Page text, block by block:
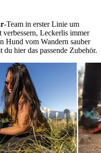
-Team in erster Linie um
Leckerlis immer
Hund vom Wandern sauber
hier das passende Zubehör.